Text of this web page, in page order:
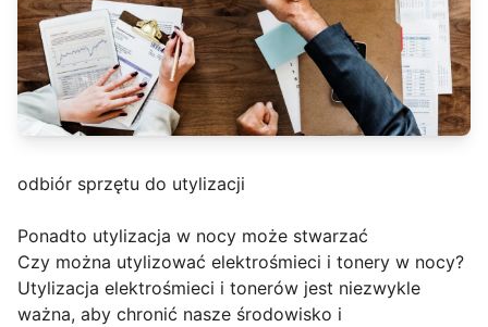
odbiór sprzętu do utylizacji
Ponadto utylizacja w nocy może stwarzać
Czy można utylizować elektrośmieci i tonery w nocy?
Utylizacja elektrośmieci i tonerów jest niezwykle
ważna, aby chronić nasze środowisko i